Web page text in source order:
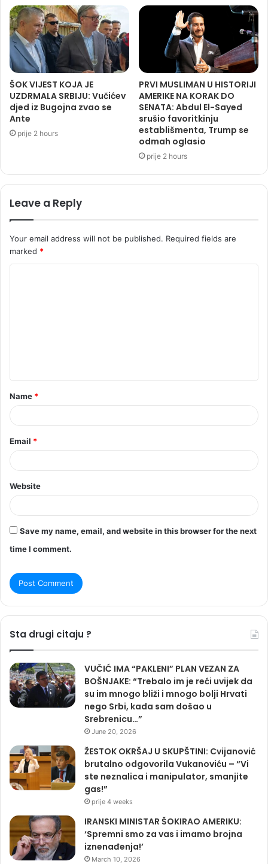
ŠOK VIJEST KOJA JE
UZDRMALA SRBIJU: Vučićev
djed iz Bugojna zvao se
Ante
prije 2 hours
PRVI MUSLIMAN U HISTORIJI
AMERIKE NA KORAK DO
SENATA: Abdul El-Sayed
srušio favoritkinju
establišmenta, Trump se
odmah oglasio
prije 2 hours
Leave a Reply
Your email address will not be published. Required fields are
marked *
t
*
Name *
Email *
Website
Save my name, email, and website in this browser for the next
time I comment.
Sta drugi citaju ?
VUČIĆ IMA “PAKLENI” PLAN VEZAN ZA
BOŠNJAKE: “Trebalo im je reći uvijek da
su im mnogo bliži i mnogo bolji Hrvati
nego Srbi, kada sam došao u
Srebrenicu…”
June 20, 2026
ŽESTOK OKRŠAJ U SKUPŠTINI: Cvijanović
brutalno odgovorila Vukanoviću – “Vi
ste neznalica i manipulator, smanjite
gas!”
prije 4 weeks
IRANSKI MINISTAR ŠOKIRAO AMERIKU:
‘Spremni smo za vas i imamo brojna
iznenađenja!’
March 10, 2026